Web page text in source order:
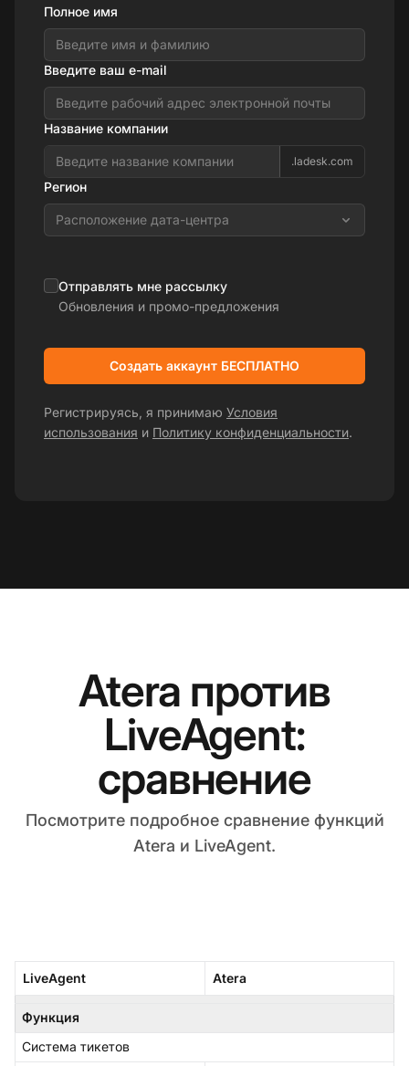
Полное имя
Введите ваш e-mail
Название компании
.ladesk.com
Регион
Расположение дата-центра
Отправлять мне рассылку
Обновления и промо-предложения
Создать аккаунт БЕСПЛАТНО
Регистрируясь, я принимаю Условия
использования и Политику конфиденциальности.
Atera против
LiveAgent:
сравнение
Посмотрите подробное сравнение функций
Atera и LiveAgent.
LiveAgent Atera
Функция
Система тикетов